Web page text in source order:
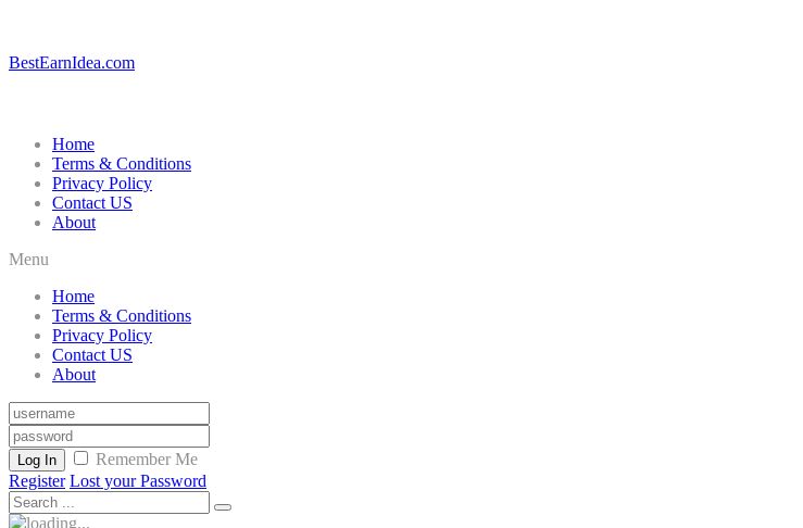
BestEarnIdea.com
Home
Terms & Conditions
Privacy Policy
Contact US
About
Menu
Home
Terms & Conditions
Privacy Policy
Contact US
About
Log In
Remember Me
Register Lost your Password